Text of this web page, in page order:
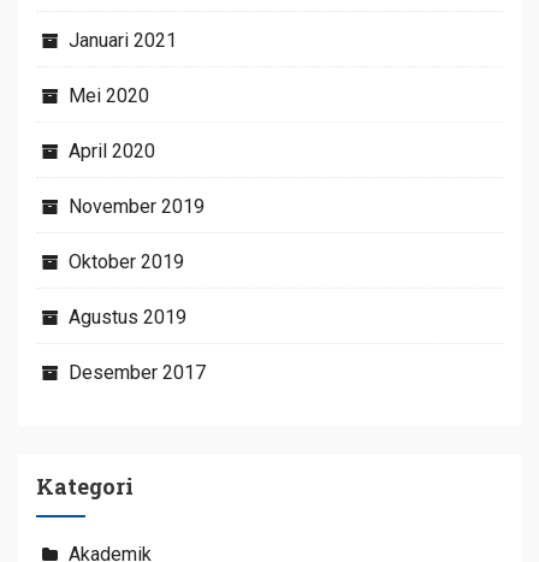
Januari 2021
Mei 2020
April 2020
November 2019
Oktober 2019
Agustus 2019
Desember 2017
Kategori
Akademik